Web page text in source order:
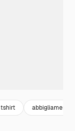
tshirt abbigliamento